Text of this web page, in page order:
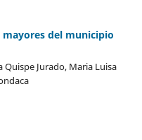
del municipio
Quispe Jurado, Maria Luisa